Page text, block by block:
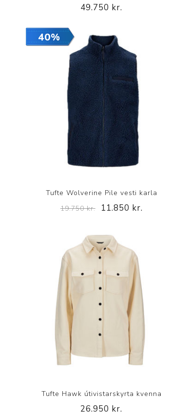
49.750 kr.
40%
Tufte Wolverine Pile vesti karla
19.750 kr.
11.850 kr.
Tufte Hawk útivistarskyrta kvenna
26.950 kr.